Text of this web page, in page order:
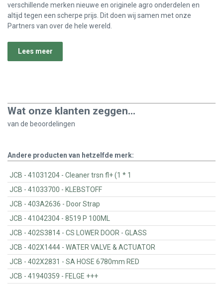
verschillende merken nieuwe en originele agro onderdelen en
altijd tegen een scherpe prijs. Dit doen wij samen met onze
Partners van over de hele wereld.
Lees meer
Wat onze klanten zeggen...
van de beoordelingen
Andere producten van hetzelfde merk:
JCB - 41031204 - Cleaner trsn fl+ (1 * 1
JCB - 41033700 - KLEBSTOFF
JCB - 403A2636 - Door Strap
JCB - 41042304 - 8519 P 100ML
JCB - 402S3814 - CS LOWER DOOR - GLASS
JCB - 402X1444 - WATER VALVE & ACTUATOR
JCB - 402X2831 - SA HOSE 6780mm RED
JCB - 41940359 - FELGE +++